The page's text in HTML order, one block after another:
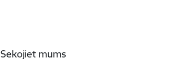
Sekojiet mums